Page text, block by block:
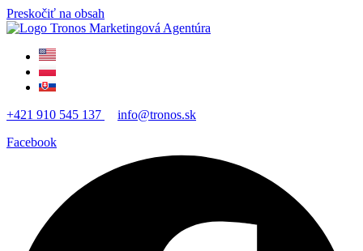
Preskočiť na obsah
+421 910 545 137
info@tronos.sk
Facebook